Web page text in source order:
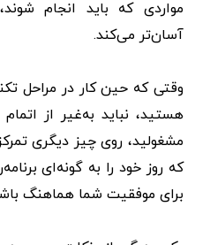
مواردی که باید انجام
آسان‌تر می‌کند.
وقتی که حین کار در مراحل
هستید، نباید به‌‌غیر از
مشغولید، روی چیز دیگری
که روز خود را به گونه‌ای
برای موفقیت شما هماهنگ